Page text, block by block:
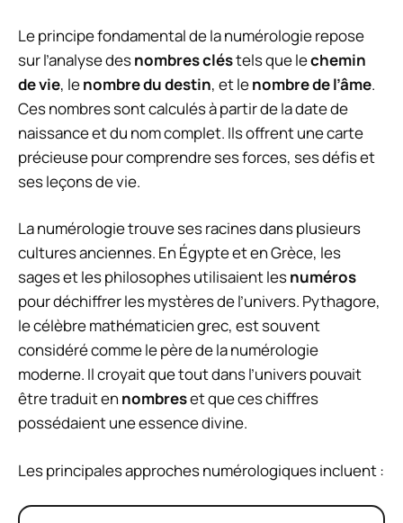
Le principe fondamental de la numérologie repose
sur l’analyse desnombres cléstels que lechemin
de vie, lenombre du destin, et lenombre de l’âme.
Ces nombres sont calculés à partir de la date de
naissance et du nom complet. Ils offrent une carte
précieuse pour comprendre ses forces, ses défis et
ses leçons de vie.
La numérologie trouve ses racines dans plusieurs
cultures anciennes. En Égypte et en Grèce, les
sages et les philosophes utilisaient lesnuméros
pour déchiffrer les mystères de l’univers. Pythagore,
le célèbre mathématicien grec, est souvent
considéré comme le père de la numérologie
moderne. Il croyait que tout dans l’univers pouvait
être traduit en nombreset que ces chiffres
possédaient une essence divine.
Les principales approches numérologiques incluent :